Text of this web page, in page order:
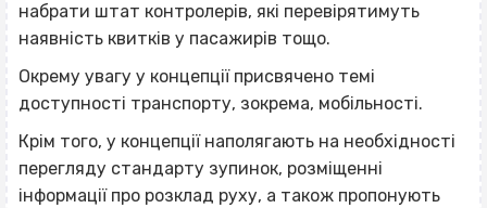
набрати штат контролерів, які перевірятимуть
наявність квитків у пасажирів тощо.
Окрему увагу у концепції присвячено темі
доступності транспорту, зокрема, мобільності.
Крім того, у концепції наполягають на необхідності
перегляду стандарту зупинок, розміщенні
інформації про розклад руху, а також пропонують